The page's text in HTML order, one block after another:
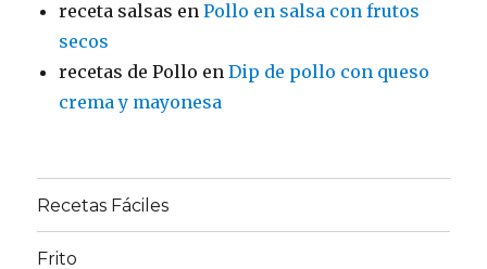
receta salsas enPollo en salsa con frutos
secos
recetas de Pollo enDip de pollo con queso
crema y mayonesa
Recetas Fáciles
Frito